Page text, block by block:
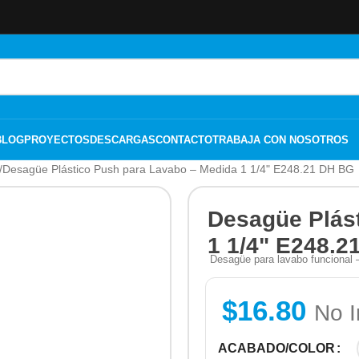
PROYECTOSDESCARGASCONTACTOTRABAJA CON NOSOTROS
Desagüe Plástico Push para Lavabo – Medida 1 1/4" E248.21 DH BG
Desagüe
1 1/4"
Desagüe para lavabo
$16.80 No
ACABADO/COLOR